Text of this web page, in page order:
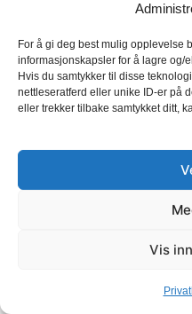
For å gi deg best mulig opplevelse
informasjonskapsler for å lagre og/
Hvis du samtykker til disse
nettleseratferd eller unike ID-er på
eller trekker tilbake samtykket ditt,
Vis
Lydboktjenester
Storytel
© 2026